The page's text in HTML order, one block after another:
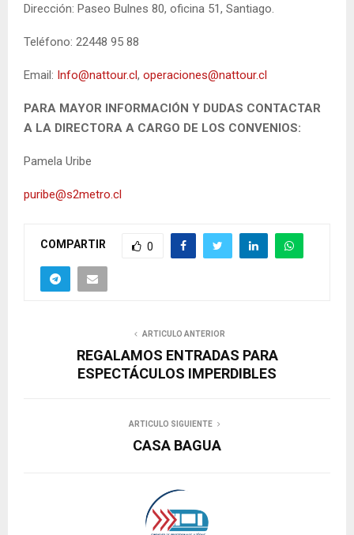
Dirección: Paseo Bulnes 80, oficina 51, Santiago.
Teléfono: 22448 95 88
Email: Info@nattour.cl, operaciones@nattour.cl
PARA MAYOR INFORMACIÓN Y DUDAS CONTACTAR
A LA DIRECTORA A CARGO DE LOS CONVENIOS:
Pamela Uribe
puribe@s2metro.cl
COMPARTIR 0
ARTICULO ANTERIOR
REGALAMOS ENTRADAS PARA
ESPECTÁCULOS IMPERDIBLES
ARTICULO SIGUIENTE
CASA BAGUA